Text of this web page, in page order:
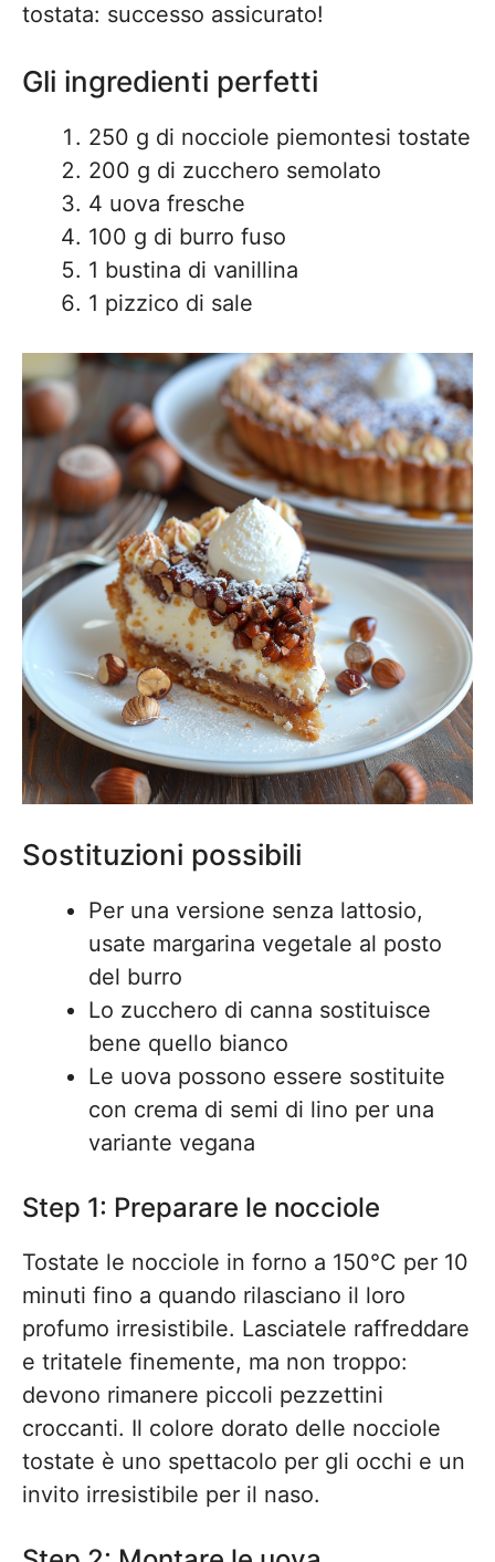
tostata: successo assicurato!
Gli ingredienti perfetti
250 g di nocciole piemontesi tostate
200 g di zucchero semolato
4 uova fresche
100 g di burro fuso
1 bustina di vanillina
1 pizzico di sale
Sostituzioni possibili
Per una versione senza lattosio,
usate margarina vegetale al posto
del burro
Lo zucchero di canna sostituisce
bene quello bianco
Le uova possono essere sostituite
con crema di semi di lino per una
variante vegana
Step 1: Preparare le nocciole
Tostate le nocciole in forno a 150°C per 10
minuti fino a quando rilasciano il loro
profumo irresistibile. Lasciatele raffreddare
e tritatele finemente, ma non troppo:
devono rimanere piccoli pezzettini
croccanti. Il colore dorato delle nocciole
tostate è uno spettacolo per gli occhi e un
invito irresistibile per il naso.